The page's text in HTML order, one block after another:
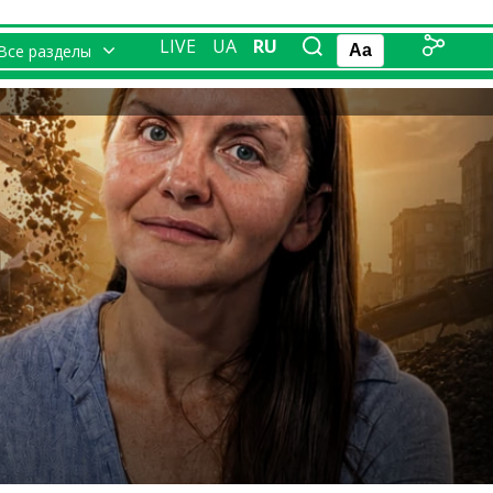
разделы LIVE UA RU Aa